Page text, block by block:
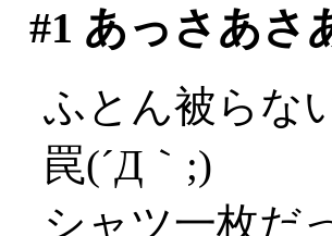
#1 あっさあさ
ふとん被らな
罠(´Д｀;)
シャツ一枚だ